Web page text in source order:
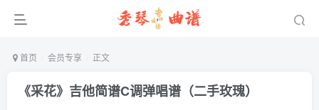
首页 会员专享 正文
《采花》吉他简谱C调弹唱谱（二手玫瑰）